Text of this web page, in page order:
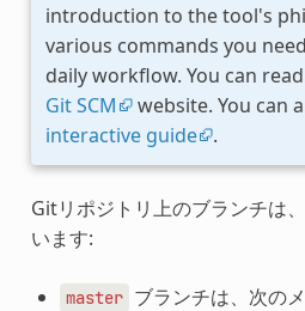
introduction to the tool's
various commands you
daily workflow. You can
Git SCM
website. You can
interactive guide .
Gitリポジトリ上のブランチは
います:
master ブランチは、次の